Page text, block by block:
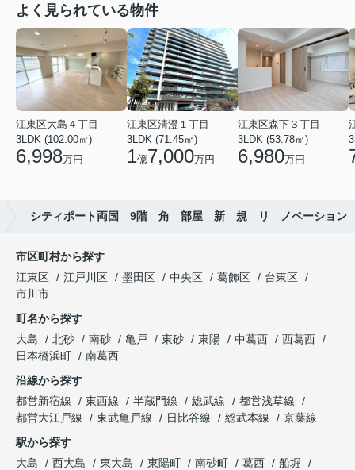
よく見られている物件
江東区大島４丁目
3LDK (102.00㎡)
6,998万円
江東区清澄１丁目
3LDK (71.45㎡)
1億7,000万円
江東区森下３丁目
3LDK (53.78㎡)
6,980万円
シティポート両国 9階 角 部屋 新 規 リ ノベーション
市区町村から探す
江東区
江戸川区 墨田区 中央区 葛飾区
台東区
市川市
町名から探す
大島
北砂 南砂 亀戸 東砂 東陽 中葛西
西葛西
日本橋浜町
南葛西
沿線から探す
都営新宿線
東西線 半蔵門線 総武線
都営浅草線
都営大江戸線
東武亀戸線 日比谷線 総武本線
京葉線
駅から探す
大島
西大島 東大島 東陽町 南砂町 葛西
船堀